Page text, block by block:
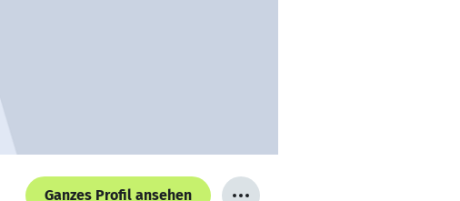
Ganzes Profil ansehen